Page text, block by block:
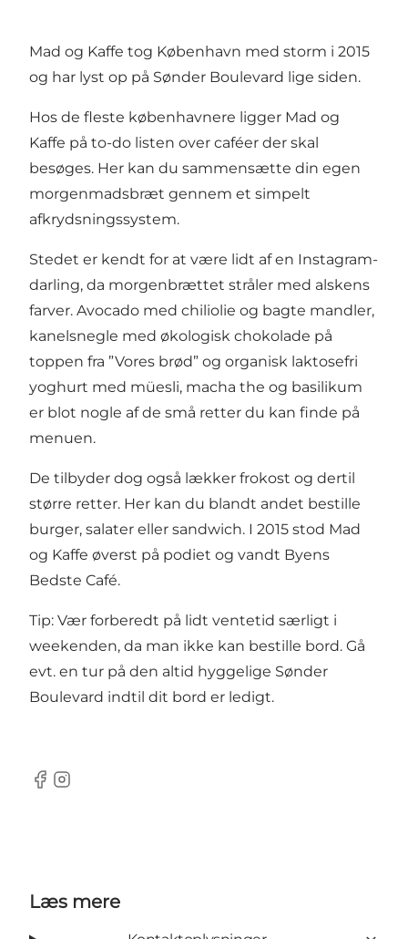
Mad og Kaffe tog København med storm i 2015
og har lyst op på Sønder Boulevard lige siden.
Hos de fleste københavnere ligger Mad og
Kaffe på to-do listen over caféer der skal
besøges. Her kan du sammensætte din egen
morgenmadsbræt gennem et simpelt
afkrydsningssystem.
Stedet er kendt for at være lidt af en Instagram-
darling, da morgenbrættet stråler med alskens
farver. Avocado med chiliolie og bagte mandler,
kanelsnegle med økologisk chokolade på
toppen fra ”Vores brød” og organisk laktosefri
yoghurt med müesli, macha the og basilikum
er blot nogle af de små retter du kan finde på
menuen.
De tilbyder dog også lækker frokost og dertil
større retter. Her kan du blandt andet bestille
burger, salater eller sandwich. I 2015 stod Mad
og Kaffe øverst på podiet og vandt Byens
Bedste Café.
Tip: Vær forberedt på lidt ventetid særligt i
weekenden, da man ikke kan bestille bord. Gå
evt. en tur på den altid hyggelige Sønder
Boulevard indtil dit bord er ledigt.
Facebook
Instagram
Læs mere